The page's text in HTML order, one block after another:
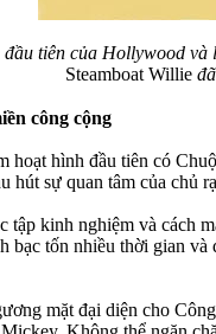
tiên của Hollywood
Steamboat Willieđã
công cộng
hoạt hình đầu tiên có
hút sự quan tâm của chủ
tập kinh nghiệm và cách
tốn nhiều thời gian
mặt đại diện cho